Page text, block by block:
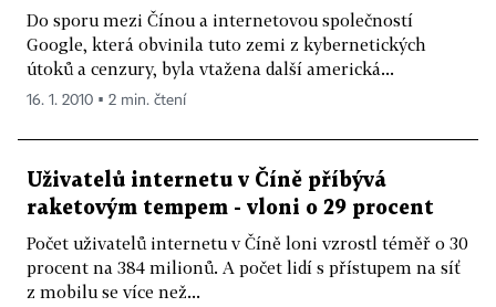
Do sporu mezi Čínou a internetovou společností
Google, která obvinila tuto zemi z kybernetických
útoků a cenzury, byla vtažena další americká...
16. 1. 2010 ▪ 2 min. čtení
Uživatelů internetu v Číně příbývá
raketovým tempem - vloni o 29 procent
Počet uživatelů internetu v Číně loni vzrostl téměř o 30
procent na 384 milionů. A počet lidí s přístupem na síť
z mobilu se více než...